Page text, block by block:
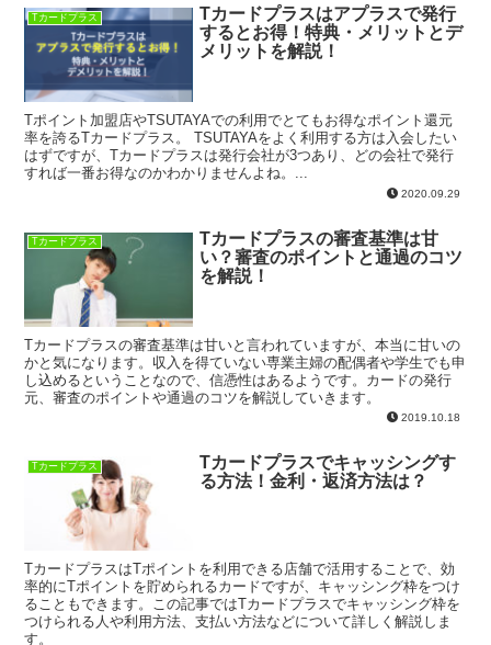
Tカードプラス
Tカードプラスはアプラスで発行
するとお得！特典・メリットとデ
メリットを解説！
Tポイント加盟店やTSUTAYAでの利用でとてもお得なポイント還元
率を誇るTカードプラス。 TSUTAYAをよく利用する方は入会したい
はずですが、Tカードプラスは発行会社が3つあり、どの会社で発行
すれば一番お得なのかわかりませんよね。...
2020.09.29
Tカードプラス
Tカードプラスの審査基準は甘
い？審査のポイントと通過のコツ
を解説！
Tカードプラスの審査基準は甘いと言われていますが、本当に甘いの
かと気になります。収入を得ていない専業主婦の配偶者や学生でも申
し込めるということなので、信憑性はあるようです。カードの発行
元、審査のポイントや通過のコツを解説していきます。
2019.10.18
Tカードプラス
Tカードプラスでキャッシングす
る方法！金利・返済方法は？
TカードプラスはTポイントを利用できる店舗で活用することで、効
率的にTポイントを貯められるカードですが、キャッシング枠をつけ
ることもできます。この記事ではTカードプラスでキャッシング枠を
つけられる人や利用方法、支払い方法などについて詳しく解説しま
す。